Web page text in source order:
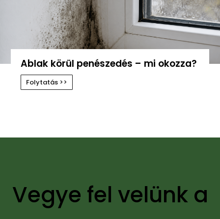
Ablak körül penészedés – mi okozza?
Folytatás >>
Vegye fel velünk a